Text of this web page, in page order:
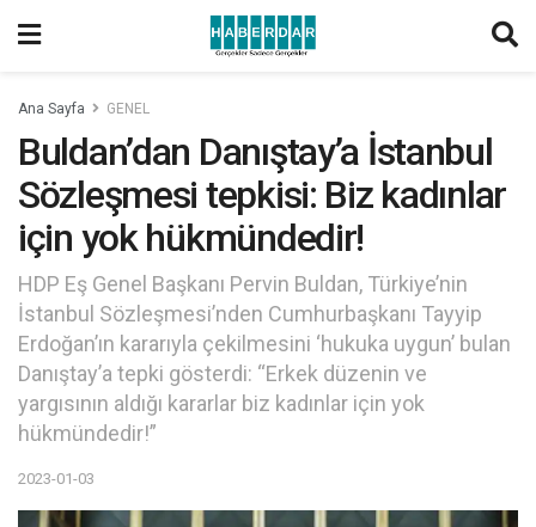
Ana Sayfa GENEL
Buldan’dan Danıştay’a İstanbul
Sözleşmesi tepkisi: Biz kadınlar
için yok hükmündedir!
HDP Eş Genel Başkanı Pervin Buldan, Türkiye’nin
İstanbul Sözleşmesi’nden Cumhurbaşkanı Tayyip
Erdoğan’ın kararıyla çekilmesini ‘hukuka uygun’ bulan
Danıştay’a tepki gösterdi: “Erkek düzenin ve
yargısının aldığı kararlar biz kadınlar için yok
hükmündedir!”
2023-01-03